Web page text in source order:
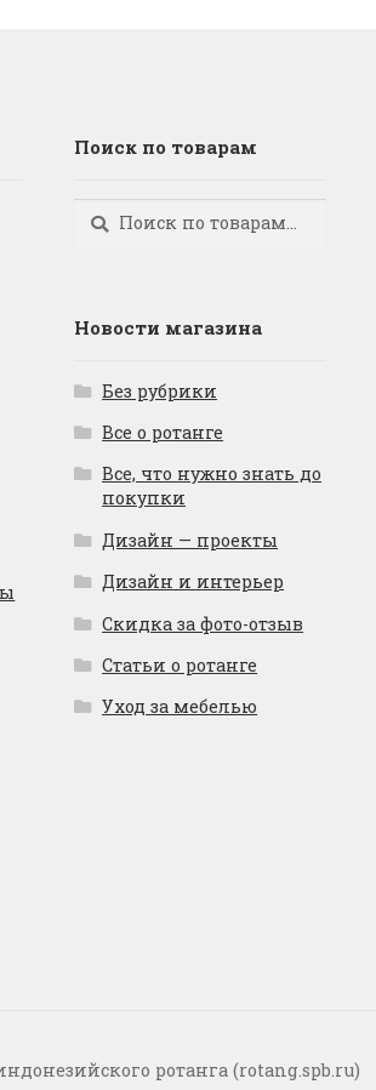
Поиск по товарам
Искать:
Поиск
Новости магазина
Без рубрики
Все о ротанге
Все, что нужно знать до
покупки
Дизайн — проекты
Дизайн и интерьер
Скидка за фото-отзыв
Статьи о ротанге
Уход за мебелью
ротанга (rotang.spb.ru)